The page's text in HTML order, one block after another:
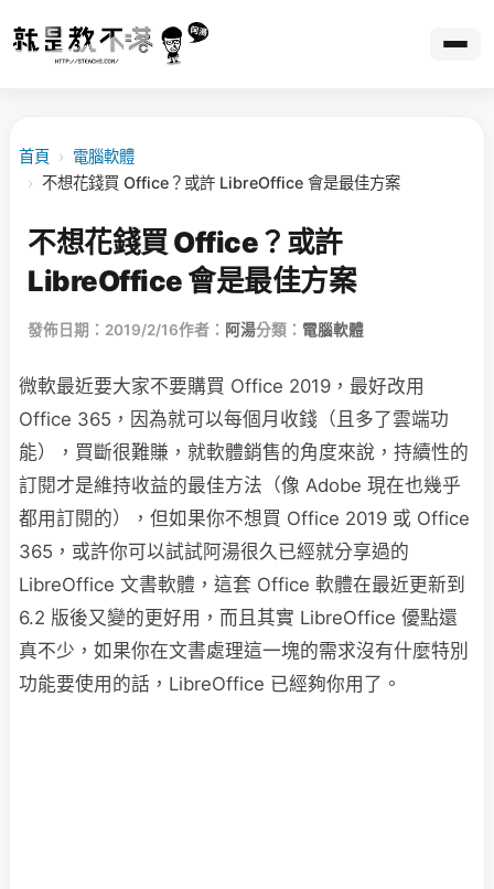
首頁 › 電腦軟體
› 不想花錢買 Office？或許 LibreOffice 會是最佳方案
不想花錢買 Office？或許
LibreOffice 會是最佳方案
發佈日期：2019/2/16作者： 阿湯分類： 電腦軟體
微軟最近要大家不要購買 Office 2019，最好改用
Office 365，因為就可以每個月收錢（且多了雲端功
能），買斷很難賺，就軟體銷售的角度來說，持續性的
訂閱才是維持收益的最佳方法（像 Adobe 現在也幾乎
都用訂閱的），但如果你不想買 Office 2019 或 Office
365，或許你可以試試阿湯很久已經就分享過的
LibreOffice 文書軟體，這套 Office 軟體在最近更新到
6.2 版後又變的更好用，而且其實 LibreOffice 優點還
真不少，如果你在文書處理這一塊的需求沒有什麼特別
功能要使用的話，LibreOffice 已經夠你用了。